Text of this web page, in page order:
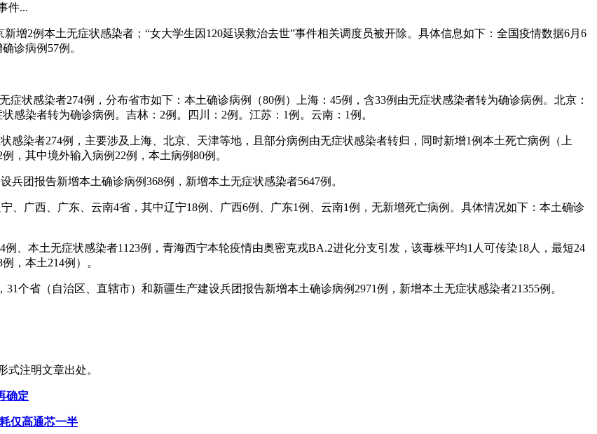
件...
增2例本土无症状感染者；“女大学生因120延误救治去世”事件相关调度员被开除。具体信息如下：全国疫情数据6月6
诊病例57例。
状感染者274例，分布省市如下：本土确诊病例（80例）上海：45例，含33例由无症状感染者转为确诊病例。北京：
感染者转为确诊病例。吉林：2例。四川：2例。江苏：1例。云南：1例。
感染者274例，主要涉及上海、北京、天津等地，且部分病例由无症状感染者转归，同时新增1例本土死亡病例（上
，其中境外输入病例22例，本土病例80例。
团报告新增本土确诊病例368例，新增本土无症状感染者5647例。
、广西、广东、云南4省，其中辽宁18例、广西6例、广东1例、云南1例，无新增死亡病例。具体情况如下：本土确诊
、本土无症状感染者1123例，青海西宁本轮疫情由奥密克戎BA.2进化分支引发，该毒株平均1人可传染18人，最短24
，本土214例）。
31个省（自治区、直辖市）和新疆生产建设兵团报告新增本土确诊病例2971例，新增本土无症状感染者21355例。
式注明文章出处。
确定
仅高通芯一半